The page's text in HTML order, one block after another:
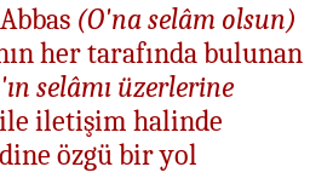
(O'na selâm olsun)
her tarafında bulunan
selâmı üzerlerine
ile iletişim halinde
özgü bir yol